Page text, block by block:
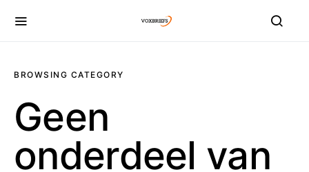
BROWSING CATEGORY
Geen
onderdeel van